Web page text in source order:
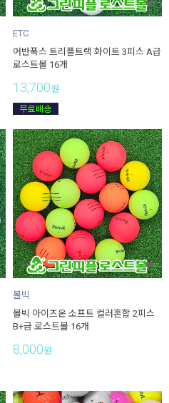
ETC
어반폭스 트리플트랙 화이트 3피스 A급
로스트볼 16개
13,700원
볼빅
볼빅 아이즈온 소프트 컬러혼합 2피스
B+급 로스트볼 16개
8,000원